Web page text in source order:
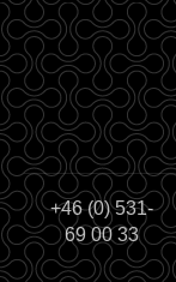
+46 (0) 531-
69 00 33